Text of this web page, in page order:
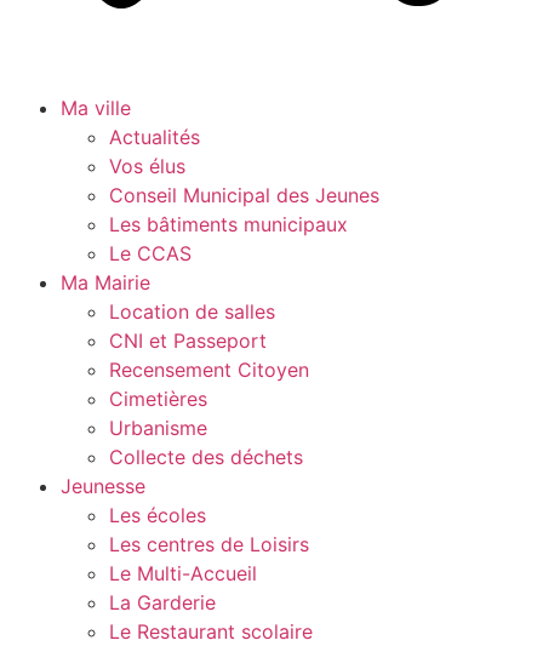
Ma ville
Actualités
Vos élus
Conseil Municipal des Jeunes
Les bâtiments municipaux
Le CCAS
Ma Mairie
Location de salles
CNI et Passeport
Recensement Citoyen
Cimetières
Urbanisme
Collecte des déchets
Jeunesse
Les écoles
Les centres de Loisirs
Le Multi-Accueil
La Garderie
Le Restaurant scolaire